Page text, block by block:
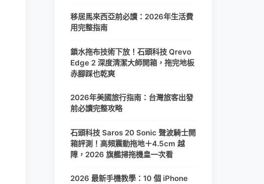
移居馬來西亞前必讀：2026年生活費
用完整指南
鎖水拖布技術下放！石頭科技 Qrevo
Edge 2 深度清潔大師開箱，拖完地板
赤腳踩也乾爽
2026年美國旅行指南：台灣旅客出發
前必讀完整攻略
石頭科技 Saros 20 Sonic 聲波騎士開
箱評測！高頻震動拖地＋4.5cm 越
障，2026 旗艦掃拖機皇一次看
2026 最新手機教學：10 個 iPhone